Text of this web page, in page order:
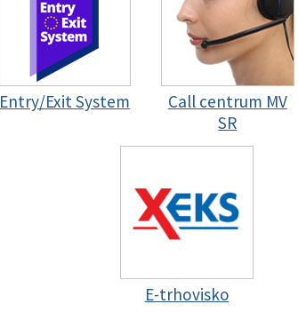
Entry/Exit System
Call centrum MV
SR
E-trhovisko